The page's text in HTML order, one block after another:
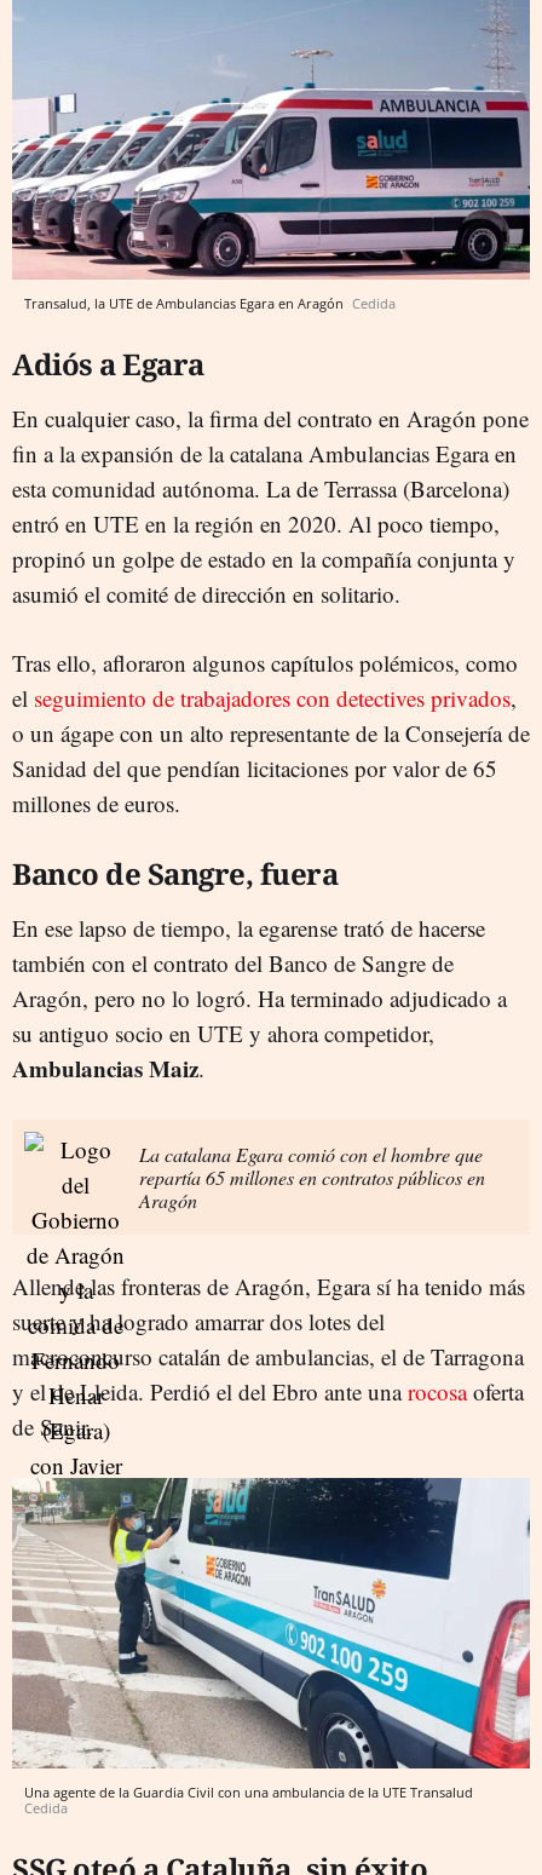
Transalud, la UTE de Ambulancias Egara en Aragón Cedida
Adiós a Egara
En cualquier caso, la firma del contrato en Aragón pone
fin a la expansión de la catalana Ambulancias Egara en
esta comunidad autónoma. La de Terrassa (Barcelona)
entró en UTE en la región en 2020. Al poco tiempo,
propinó un golpe de estado en la compañía conjunta y
asumió el comité de dirección en solitario.
Tras ello, afloraron algunos capítulos polémicos, como
el seguimiento de trabajadores con detectives privados,
o un ágape con un alto representante de la Consejería de
Sanidad del que pendían licitaciones por valor de 65
millones de euros.
Banco de Sangre, fuera
En ese lapso de tiempo, la egarense trató de hacerse
también con el contrato del Banco de Sangre de
Aragón, pero no lo logró. Ha terminado adjudicado a
su antiguo socio en UTE y ahora competidor,
Ambulancias Maiz.
La catalana Egara comió con el hombre que
repartía 65 millones en contratos públicos en
Aragón
Allende las fronteras de Aragón, Egara sí ha tenido más
suerte y ha logrado amarrar dos lotes del
macroconcurso catalán de ambulancias, el de Tarragona
y el de Lleida. Perdió el del Ebro ante unarocosaoferta
de Sanir.
Una agente de la Guardia Civil con una ambulancia de la UTE Transalud
Cedida